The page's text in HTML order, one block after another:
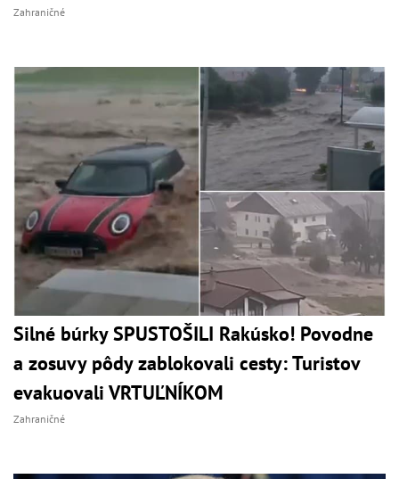
Zahraničné
Silné búrky SPUSTOŠILI Rakúsko! Povodne
a zosuvy pôdy zablokovali cesty: Turistov
evakuovali VRTUĽNÍKOM
Zahraničné